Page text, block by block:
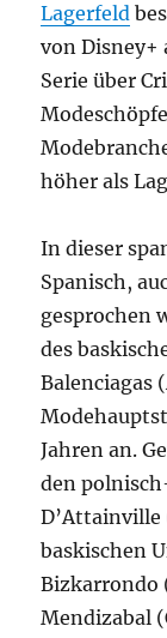
Lagerfeld
von Disney+
Serie über
höher als
In dieser
Spanisch,
gesprochen
des
Balenciagas
Jahren an.
den
D’Attainville
baskischen
Bizkarrondo
Mendizabal